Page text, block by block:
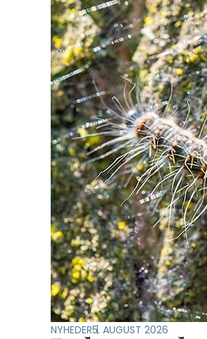
NYHEDER5. AUGUST 2026